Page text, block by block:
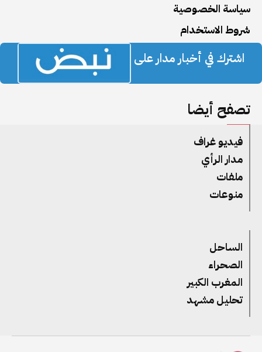
سياسة الخصوصية
شروط الاستخدام
اشترك في أخبار مدار على
تصفح أيضا
فيديو غراف
مدار الرأي
ملفات
منوعات
الساحل
الصحراء
المغرب الكبير
تحليل مشهد